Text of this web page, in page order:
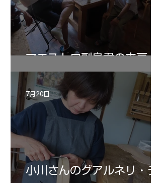
マエストロ副島君の来房
小川さんのグアルネリ・デ
7月20日